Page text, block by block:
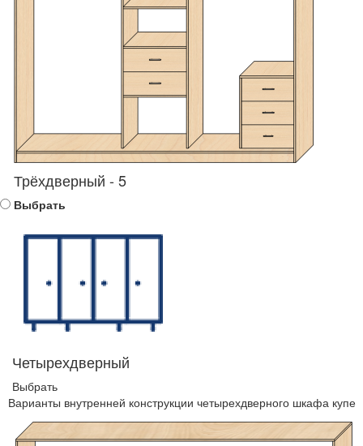
Трёхдверный - 5
Выбрать
Четырехдверный
Выбрать
Варианты внутренней конструкции четырехдверного шкафа купе